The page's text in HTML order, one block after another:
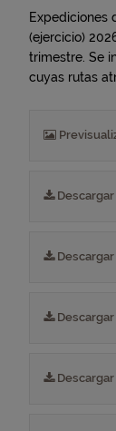
Expediciones
(ejercicio)
trimestre. Se
cuyas rutas
Descargar
Descargar
Descargar
Descargar